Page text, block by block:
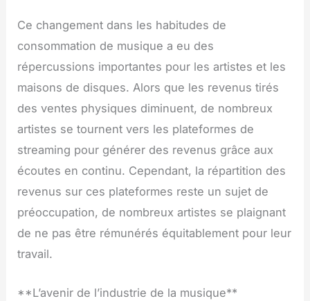
Ce changement dans les habitudes de
consommation de musique a eu des
répercussions importantes pour les artistes et les
maisons de disques. Alors que les revenus tirés
des ventes physiques diminuent, de nombreux
artistes se tournent vers les plateformes de
streaming pour générer des revenus grâce aux
écoutes en continu. Cependant, la répartition des
revenus sur ces plateformes reste un sujet de
préoccupation, de nombreux artistes se plaignant
de ne pas être rémunérés équitablement pour leur
travail.
**L’avenir de l’industrie de la musique**